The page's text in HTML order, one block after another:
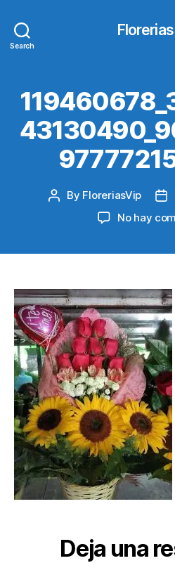
Search
Post
By FloreriasVip
No hay
Deja una